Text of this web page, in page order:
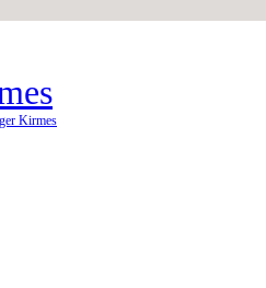
Kirmes